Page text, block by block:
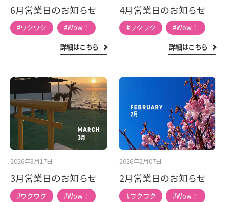
6月営業日のお知らせ
#ワクワク
#Wow！
詳細はこちら
4月営業日のお知らせ
#ワクワク
#Wow！
詳細はこちら
2026年3月17日
3月営業日のお知らせ
#ワクワク
#Wow！
2026年2月07日
2月営業日のお知らせ
#ワクワク
#Wow！